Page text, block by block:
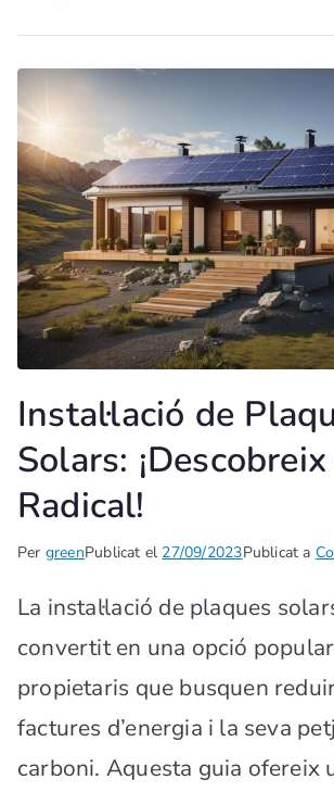
Instal·lació de
Solars:
Radical!
Per greenPublicat el 27/09/2023Publicat a
La instal·lació de plaques
convertit en una opció
propietaris que busquen
factures d’energia i la seva
carboni. Aquesta guia ofereix